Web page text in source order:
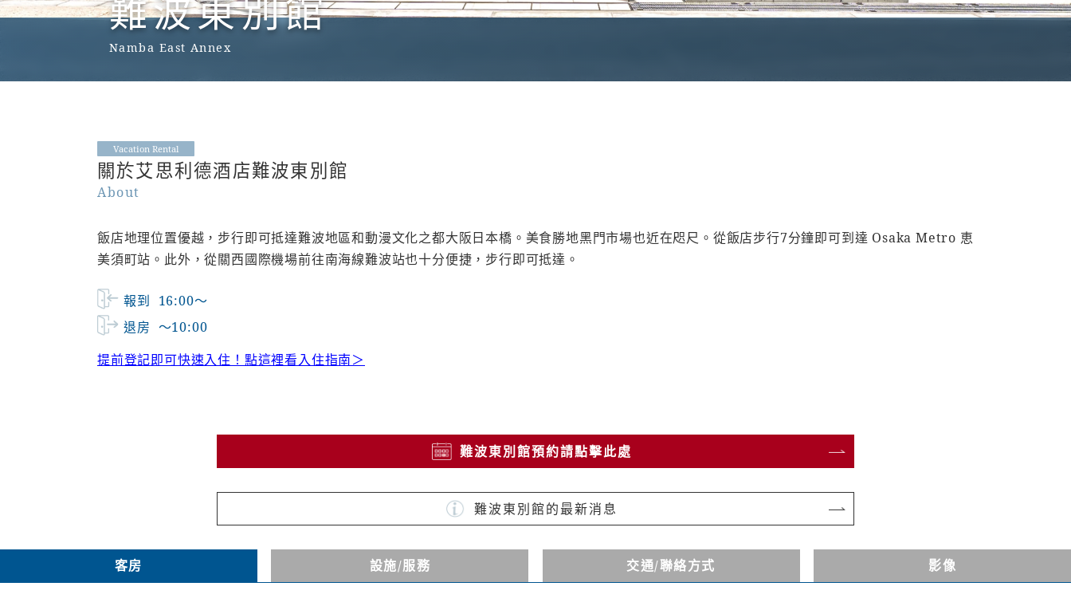
難波東別館
Namba East Annex
Vacation Rental
關於艾思利德酒店難波東別館
About
飯店地理位置優越，步行即可抵達難波地區和動漫文化之都大阪日本橋。美食勝地黑門市場也近在咫尺。從飯店步行7分鐘即可到達 Osaka Metro 恵
美須町站。此外，從關西國際機場前往南海線難波站也十分便捷，步行即可抵達。
報到 16:00～
退房 ～10:00
提前登記即可快速入住！點這裡看入住指南＞
難波東別館預約請點擊此處
難波東別館的最新消息
客房 設施/服務 交通/聯絡方式 影像